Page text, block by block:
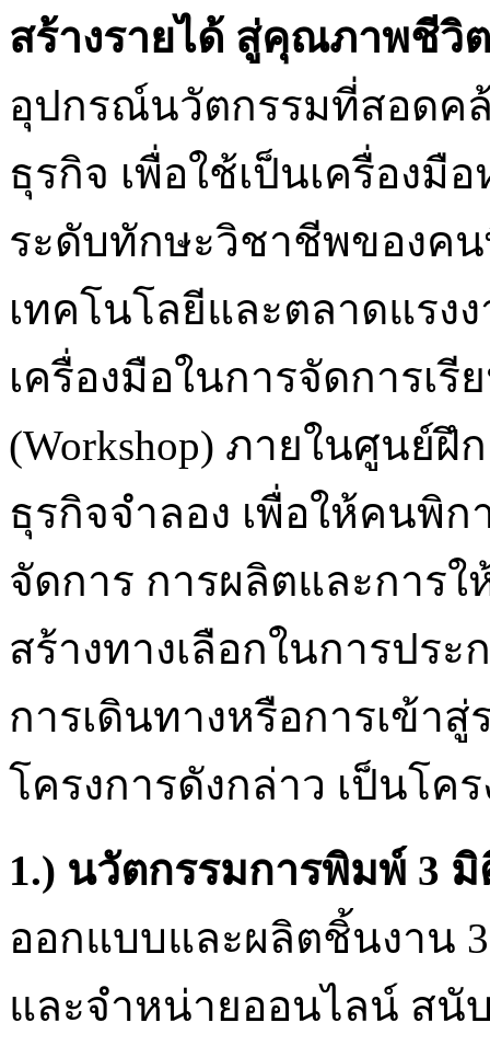
สร้างรายได้ สู่คุณภาพชีวิ
อุปกรณ์นวัตกรรมที่สอดค
ธุรกิจ เพื่อใช้เป็นเครื่องมื
ระดับทักษะวิชาชีพของค
เทคโนโลยีและตลาดแรง
เครื่องมือในการจัดการเ
(Workshop) ภายในศูนย์ฝึ
ธุรกิจจำลอง เพื่อให้คนพิ
จัดการ การผลิตและการ
สร้างทางเลือกในการปร
การเดินทางหรือการเข้า
โครงการดังกล่าว เป็นโค
1.) นวัตกรรมการพิมพ์ 3
ออกแบบและผลิตชิ้นงาน
และจำหน่ายออนไลน์ สนั